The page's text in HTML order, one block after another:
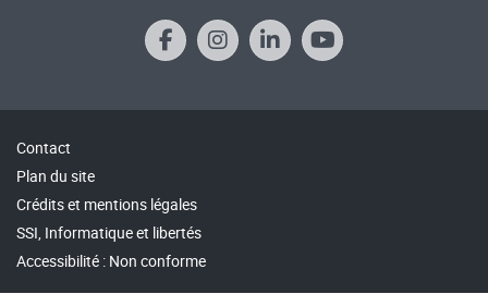
Contact
Plan du site
Crédits et mentions légales
SSI, Informatique et libertés
Accessibilité : Non conforme